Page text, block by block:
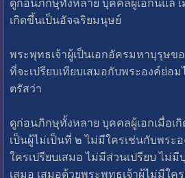
เกิดขึ้นเป็นอัจฉริยมนุษย์
พระพุทธเจ้าผู้เป็นเอกอัครมหาบุรุษข
ที่จะเปรียบเทียบเสมอกับพระองค์ย่อ
ตรัสว่า
ดูก่อนภิกษุทั้งหลาย บุคคลผู้เอกเมื่อเ
เป็นผู้ไม่เป็นที่ ๒ ไม่มีใครเช่นกับพระ
ใครเปรียบเสมอ ไม่มีส่วนเปรียบ ไม่
เสมอ เสมอด้วยพระพุทธเจ้าผู้ไม่มีใค